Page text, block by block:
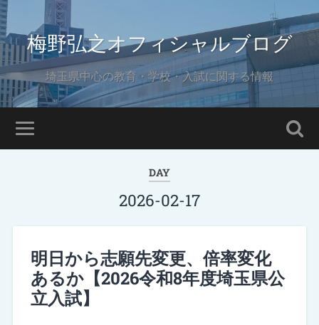
梅野弘之オフィシャルブログ
埼玉県中心の教育・学校・入試に関する情報
DAY
2026-02-17
明日から志願先変更、倍率変化
あるか【2026令和8年度埼玉県公
立入試】